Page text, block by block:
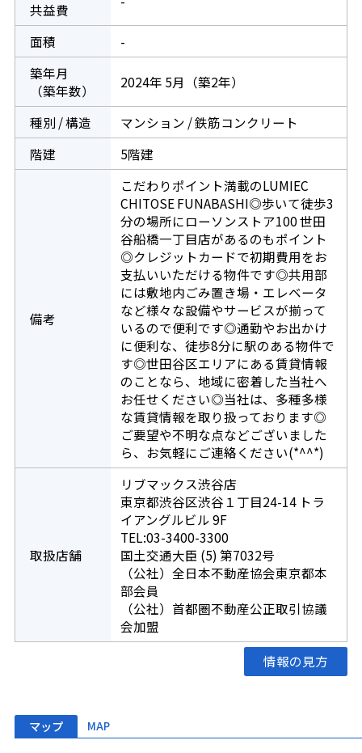
共益費
面積
-
築年月
（築年数）
2024年 5月（築2年）
種別 / 構造
マンション / 鉄筋コンクリート
階建
5階建
備考
こだわりポイント満載のLUMIEC
CHITOSE FUNABASHI◎歩いて徒歩3
分の場所にローソンストア100 世田
谷船橋一丁目店があるのもポイント
◎クレジットカードで初期費用をお
支払いいただける物件です◎共用部
には敷地内ごみ置き場・エレベータ
など様々な設備やサービスが揃って
いるので便利です◎通勤やお出かけ
に便利な、徒歩8分に駅のある物件で
す◎世田谷区エリアにある賃貸情報
のことなら、地域に密着した当社へ
お任せください◎当社は、多種多様
な賃貸情報を取り扱っております◎
ご要望や不明な点などございました
ら、お気軽にご連絡ください(*^^*)
取扱店舗
リブマックス渋谷店
東京都渋谷区渋谷１丁目24-14 トラ
イアングルビル 9F
TEL:03-3400-3300
国土交通大臣 (5) 第7032号
（公社）全日本不動産協会東京都本
部会員
（公社）首都圏不動産公正取引協議
会加盟
情報の見方
マップ MAP